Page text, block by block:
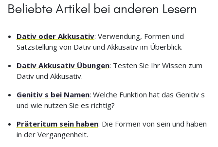
Beliebte Artikel bei anderen Lesern
Dativ oder Akkusativ: Verwendung, Formen und
Satzstellung von Dativ und Akkusativ im Überblick.
Dativ Akkusativ Übungen: Testen Sie Ihr Wissen zum
Dativ und Akkusativ.
Genitiv s bei Namen: Welche Funktion hat das Genitiv s
und wie nutzen Sie es richtig?
Präteritum sein haben: Die Formen von sein und haben
in der Vergangenheit.